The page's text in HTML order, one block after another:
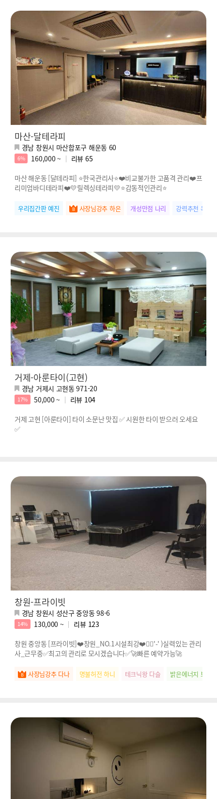
마산-달테라피
경남 창원시 마산합포구 해운동 60
6% 160,000 ~ 리뷰 65
마산 해운동 [달테라피] ⭐한국관리사⭐❤️비교불가한 고품격 관리❤️프
리미엄바디테라피❤️💛릴렉싱테라피💛⭐감동적인관리⭐
우리집간판 예진 사장님강추 하은 개성만점 나리 강력추천 옥순
거제-아룬타이(고현)
경남 거제시 고현동 971-20
17% 50,000 ~ 리뷰 104
거제 고현 [아룬타이] 타이 소문난 맛집 ✅ 시원한 타이 받으러 오세요
✅
창원-프라이빗
경남 창원시 성산구 중앙동 98-6
14% 130,000 ~ 리뷰 123
창원 중앙동 [프라이빗]❤️창원_NO.1시설최강❤️🖐🏻'-' )실력있는 관리
사_근무중✅최고의 관리로 모시겠습니다✅🚀빠른 예약가능🚀
사장님강추 다나 명불허전 하니 테크닉왕 다슬 밝은에너지 보브